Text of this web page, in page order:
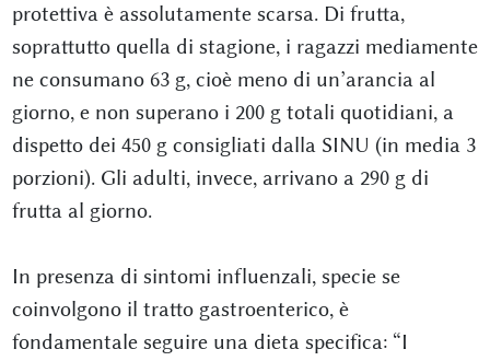
protettiva è assolutamente scarsa. Di frutta,
soprattutto quella di stagione, i ragazzi mediamente
ne consumano 63 g, cioè meno di un’arancia al
giorno, e non superano i 200 g totali quotidiani, a
dispetto dei 450 g consigliati dalla SINU (in media 3
porzioni). Gli adulti, invece, arrivano a 290 g di
frutta al giorno.
In presenza di sintomi influenzali, specie se
coinvolgono il tratto gastroenterico, è
fondamentale seguire una dieta specifica: “I